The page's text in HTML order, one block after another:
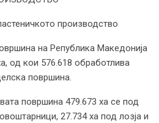
производство
на Република Македонија
од кои 576.618 обработлива
површина.
површина 479.673 ха се под
27.734 ха под лозја и